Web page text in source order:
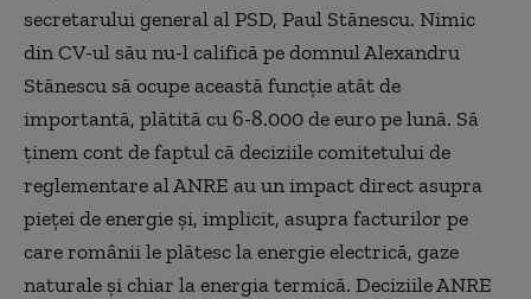
secretarului general al PSD, Paul Stănescu. Nimic
din CV-ul său nu-l califică pe domnul Alexandru
Stănescu să ocupe această funcție atât de
importantă, plătită cu 6-8.000 de euro pe lună. Să
ținem cont de faptul că deciziile comitetului de
reglementare al ANRE au un impact direct asupra
pieței de energie și, implicit, asupra facturilor pe
care românii le plătesc la energie electrică, gaze
naturale și chiar la energia termică. Deciziile ANRE